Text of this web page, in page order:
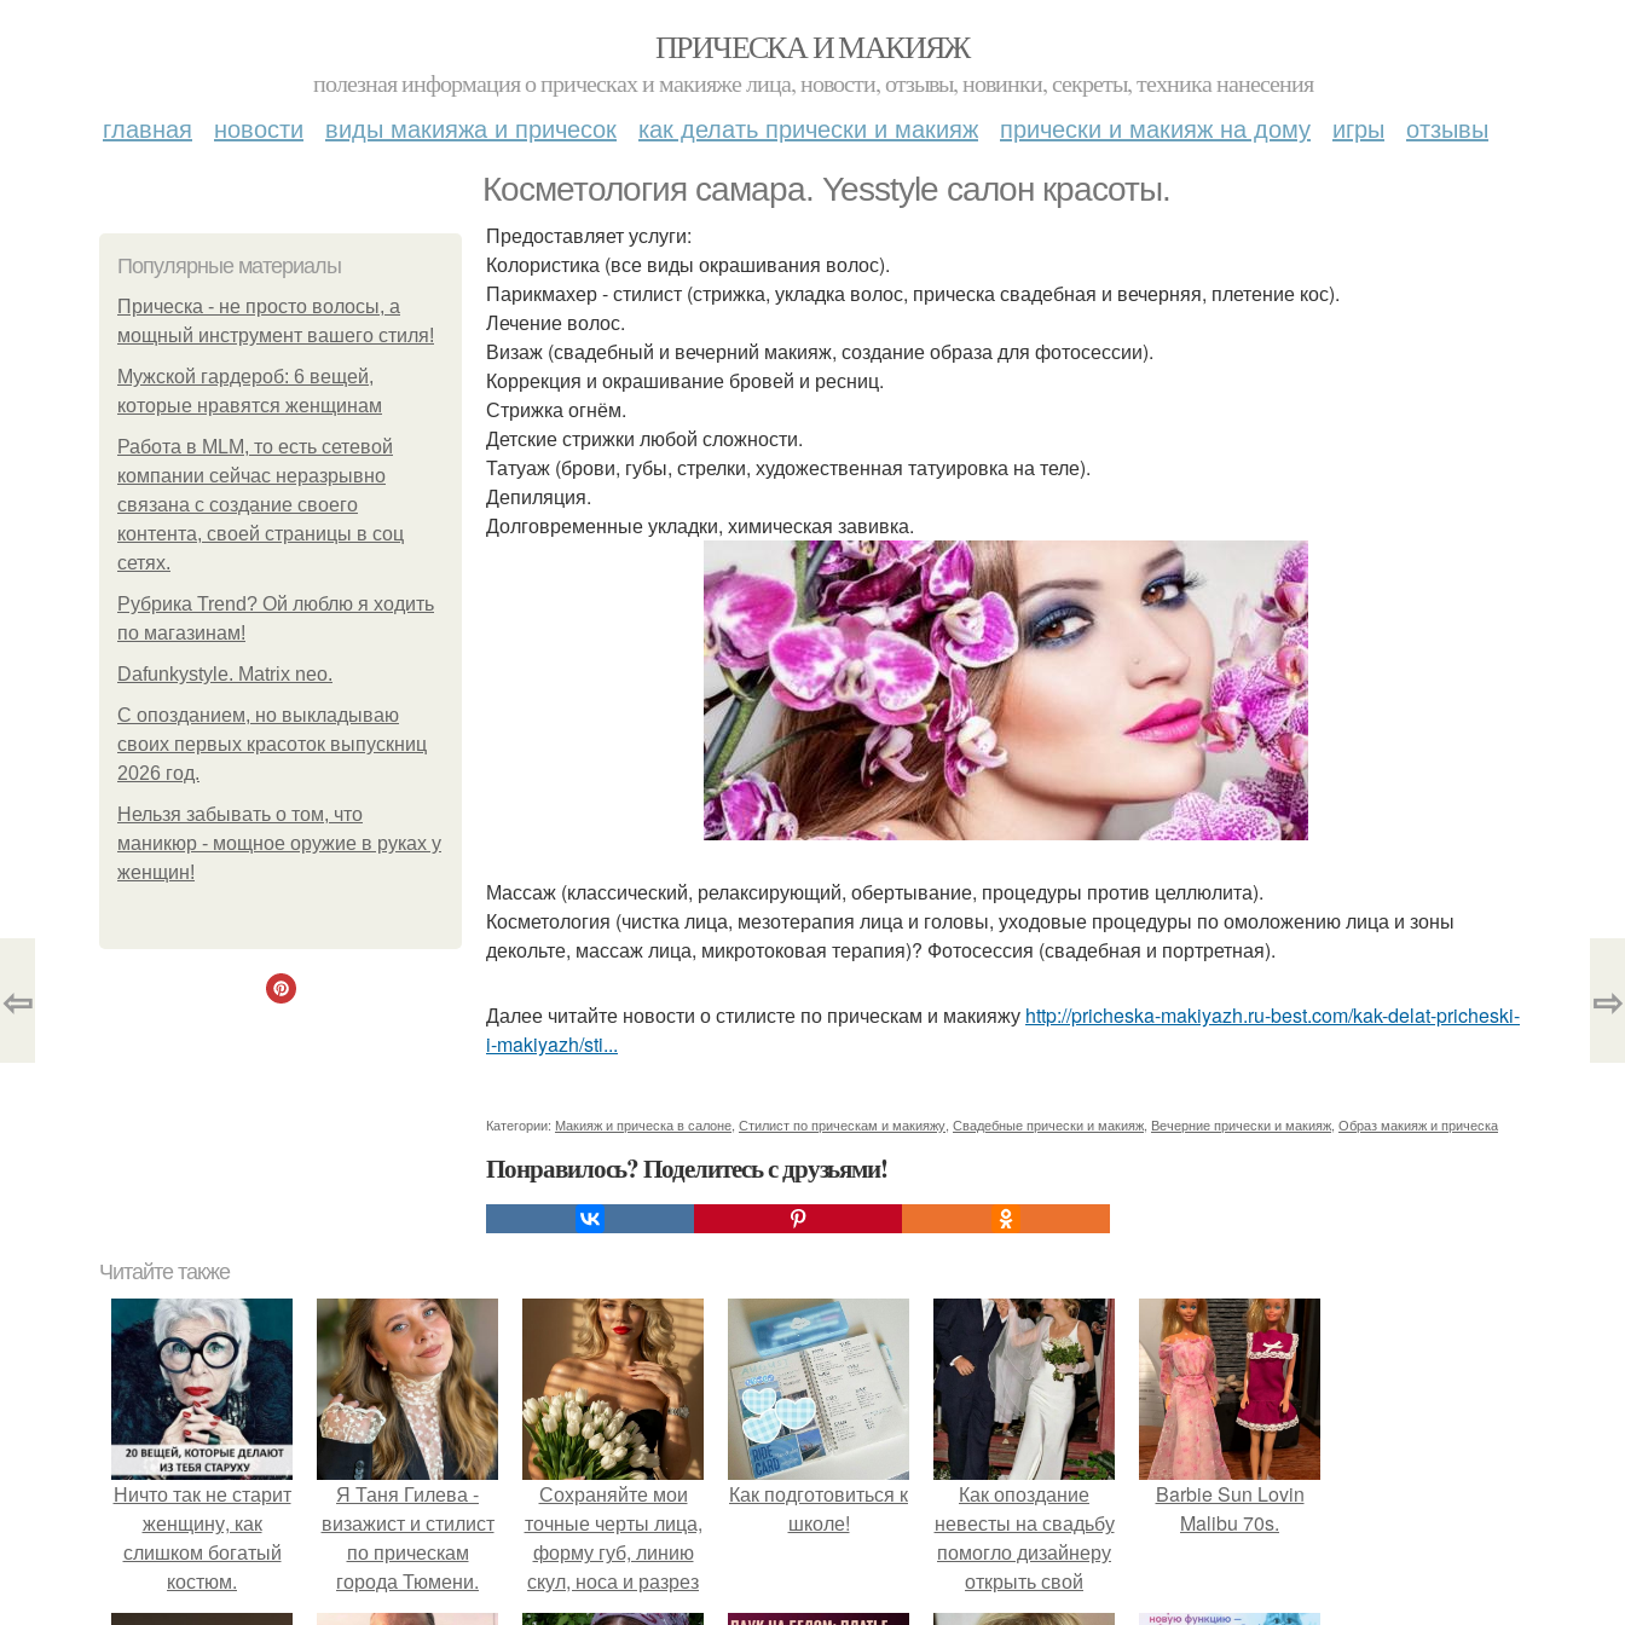
ПРИЧЕСКА И МАКИЯЖ
полезная информация о прическах и макияже лица, новости, отзывы, новинки, секреты, техника нанесения
главная новости виды макияжа и причесок как делать прически и макияж прически и макияж на дому игры отзывы
Косметология самара. Yesstyle салон красоты.
Популярные материалы
Прическа - не просто волосы, а
мощный инструмент вашего стиля!
Мужской гардероб: 6 вещей,
которые нравятся женщинам
Работа в MLM, то есть сетевой
компании сейчас неразрывно
связана с создание своего
контента, своей страницы в соц
сетях.
Рубрика Trend? Ой люблю я ходить
по магазинам!
Dafunkystyle. Matrix neo.
С опозданием, но выкладываю
своих первых красоток выпускниц
2026 год.
Нельзя забывать о том, что
маникюр - мощное оружие в руках у
женщин!
Предоставляет услуги:
Колористика (все виды окрашивания волос).
Парикмахер - стилист (стрижка, укладка волос, прическа свадебная и вечерняя, плетение кос).
Лечение волос.
Визаж (свадебный и вечерний макияж, создание образа для фотосессии).
Коррекция и окрашивание бровей и ресниц.
Стрижка огнём.
Детские стрижки любой сложности.
Татуаж (брови, губы, стрелки, художественная татуировка на теле).
Депиляция.
Долговременные укладки, химическая завивка.
Массаж (классический, релаксирующий, обертывание, процедуры против целлюлита).
Косметология (чистка лица, мезотерапия лица и головы, уходовые процедуры по омоложению лица и зоны
декольте, массаж лица, микротоковая терапия)? Фотосессия (свадебная и портретная).
Далее читайте новости о стилисте по прическам и макияжу http://pricheska-makiyazh.ru-best.com/kak-delat-pricheski-
i-makiyazh/sti...
Категории: Макияж и прическа в салоне Стилист по прическам и макияжу Свадебные прически и макияж Вечерние прически и макияж Образ макияж и прическа
Понравилось? Поделитесь с друзьями!
⇦ ⇨
Читайте также
Ничто так не старит
женщину, как
слишком богатый
костюм.
Я Таня Гилева -
визажист и стилист
по прическам
города Тюмени.
Сохраняйте мои
точные черты лица,
форму губ, линию
скул, носа и разрез
глаз.
Как подготовиться к
школе!
Как опоздание
невесты на свадьбу
помогло дизайнеру
открыть свой
бренд.
Barbie Sun Lovin
Malibu 70s.